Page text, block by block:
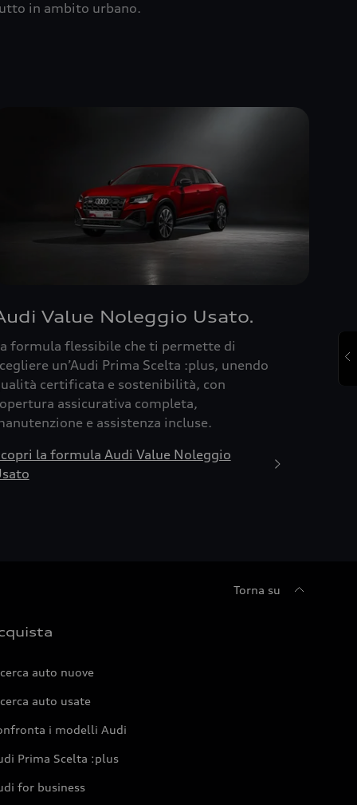
in ambito urbano.
Value Noleggio Usato.
formula flessibile che ti permette di
un’Audi Prima Scelta :plus, unendo
certificata e sostenibilità, con
assicurativa completa,
e assistenza incluse.
la formula Audi Value Noleggio
Torna su
auto nuove
auto usate
i modelli Audi
Prima Scelta :plus
for business